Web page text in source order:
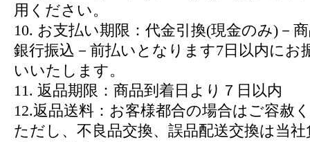
用ください。
10. お支払い期限：代金引換(現金のみ)－
銀行振込－前払いとなります7日以内にお
いいたします。
11. 返品期限：商品到着日より７日以内
12.返品送料：お客様都合の場合はご容赦
ただし、不良品交換、誤品配送交換は当